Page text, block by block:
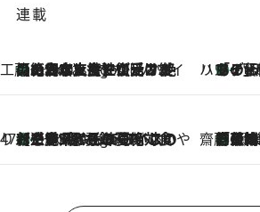
連載
工藤まやのおもてなしハワイ
2 Hours Ago
【ハワイ土産】ローカルの絶大な支持で復活！ 絶品の幻クッキー《元ファンの日本人女性が受け継いだ名店》 ハワイ賢者 リサのお気に入りリスト
2
あの伝説の限定トート
47都道府県の手みやげ ひんやりスイーツで夏を満喫
2 Hours Ago
【三重県】この夏絶対食べたい 冷やしておいしいおやつ3選 お餅×アイスの新感覚スイーツ 齋藤 薫
2
「荷物が増えるほど旅ストレスは増す」美容ジャーナリストがたどり着いた最終結論。“化粧品を劇的に減らす”感動の凝縮美容とは